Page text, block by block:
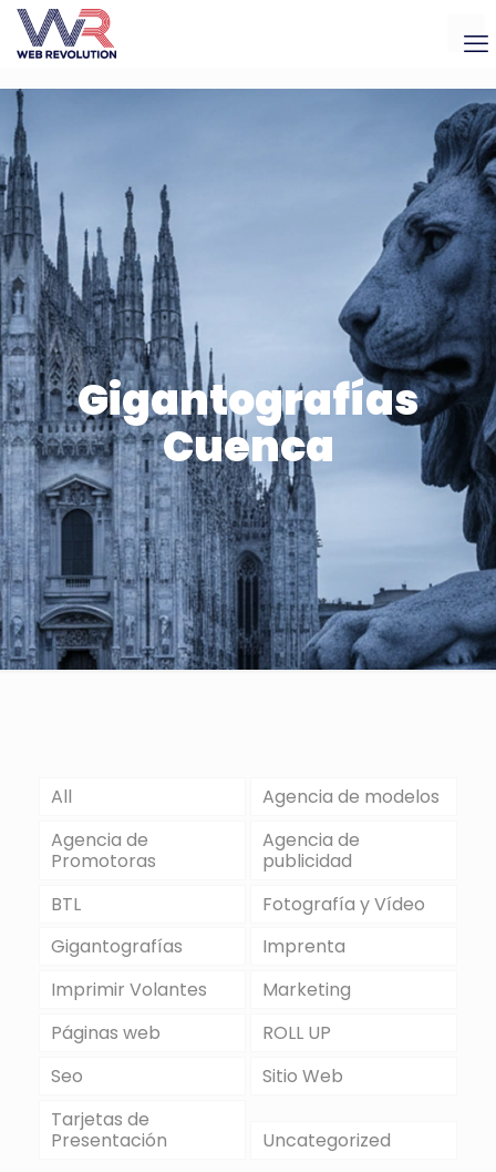
Gigantografías
Cuenca
All
Agencia de modelos
Agencia de
Promotoras
Agencia de
publicidad
BTL
Fotografía y Vídeo
Gigantografías
Imprenta
Imprimir Volantes
Marketing
Páginas web
ROLL UP
Seo
Sitio Web
Tarjetas de
Presentación
Uncategorized